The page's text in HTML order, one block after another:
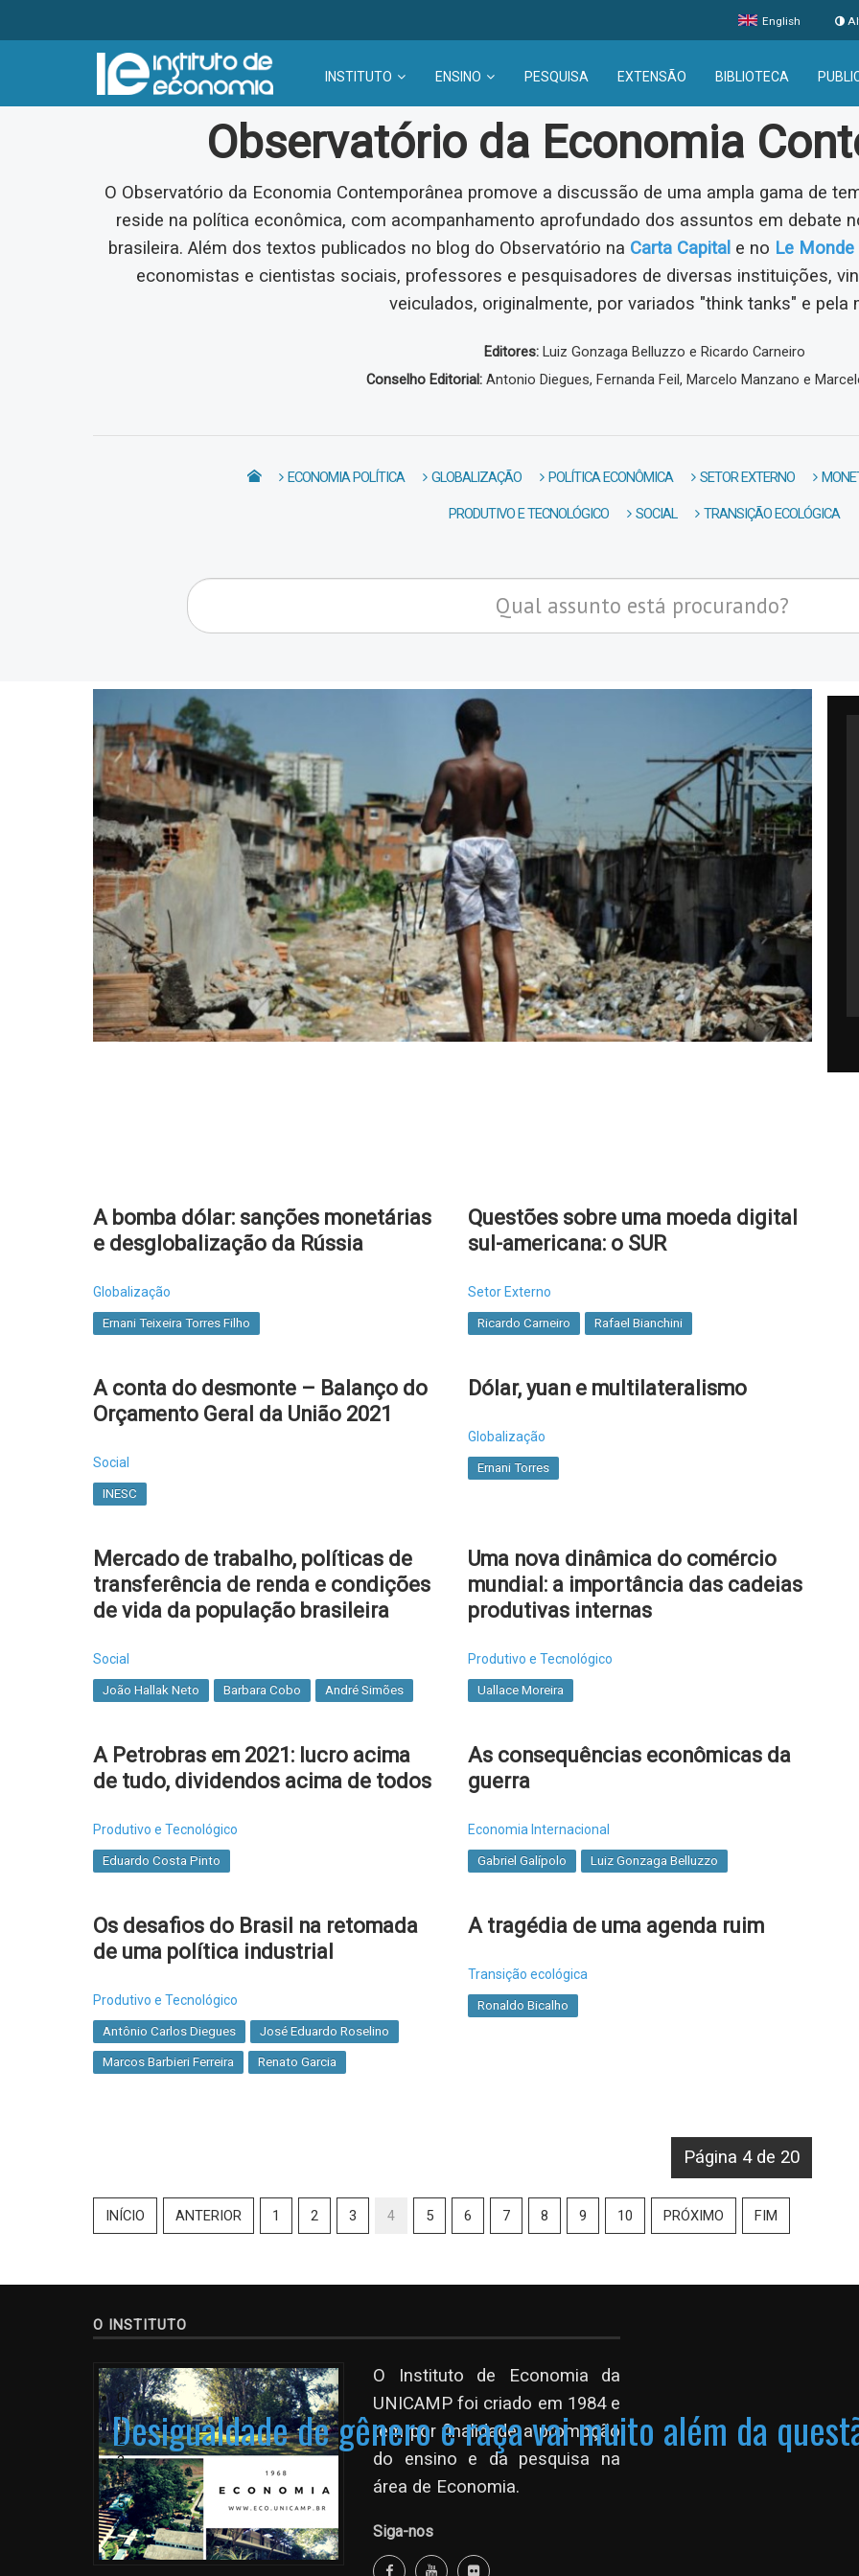
English
INSTITUTO ENSINO PESQUISA EXTENSÃO BIBLIOTECA
Observatório da Economia
O Observatório da Economia Contemporânea promove a discussão de uma ampla gama de
reside na política econômica, com acompanhamento aprofundado dos assuntos em debate
brasileira. Além dos textos publicados no blog do Observatório na Carta Capital e no Le
economistas e cientistas sociais, professores e pesquisadores de diversas instituições,
veiculados, originalmente, por variados "think tanks" e pela
Editores: Luiz Gonzaga Belluzzo e Ricardo Carneiro
Conselho Editorial: Antonio Diegues, Fernanda Feil, Marcelo Manzano e
ECONOMIA POLÍTICA GLOBALIZAÇÃO POLÍTICA ECONÔMICA SETOR EXTERNO
PRODUTIVO E TECNOLÓGICO SOCIAL TRANSIÇÃO ECOLÓGICA
Pesquisar...
Desigualdade de gênero e raça vai muito além da
0
1
2
3
4
5
A bomba dólar: sanções monetárias
e desglobalização da Rússia
Globalização
Ernani Teixeira Torres Filho
Questões sobre uma moeda digital
sul-americana: o SUR
Setor Externo
Ricardo Carneiro Rafael Bianchini
A conta do desmonte – Balanço do
Orçamento Geral da União 2021
Social
INESC
Dólar, yuan e multilateralismo
Globalização
Ernani Torres
Mercado de trabalho, políticas de
transferência de renda e condições
de vida da população brasileira
Social
João Hallak Neto Barbara Cobo André Simões
Uma nova dinâmica do comércio
mundial: a importância das cadeias
produtivas internas
Produtivo e Tecnológico
Uallace Moreira
A Petrobras em 2021: lucro acima
de tudo, dividendos acima de todos
Produtivo e Tecnológico
Eduardo Costa Pinto
As consequências econômicas da
guerra
Economia Internacional
Gabriel Galípolo Luiz Gonzaga Belluzzo
Os desafios do Brasil na retomada
de uma política industrial
Produtivo e Tecnológico
Antônio Carlos Diegues José Eduardo Roselino
Marcos Barbieri Ferreira Renato Garcia
A tragédia de uma agenda ruim
Transição ecológica
Ronaldo Bicalho
Página 4 de 20
INÍCIO ANTERIOR 1 2 3 4 5 6 7 8 9 10 PRÓXIMO FIM
O INSTITUTO
O Instituto de Economia da
UNICAMP foi criado em 1984 e
tem por finalidade a promoção
do ensino e da pesquisa na
área de Economia.
Siga-nos